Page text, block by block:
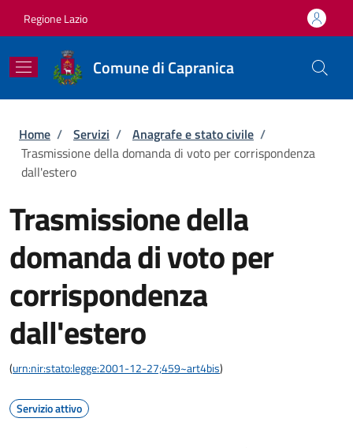
Regione Lazio
Comune di Capranica
Briciole di pane
Home / Servizi / Anagrafe e stato civile /
Trasmissione della domanda di voto per corrispondenza
dall'estero
Trasmissione della
domanda di voto per
corrispondenza
dall'estero
(urn:nir:stato:legge:2001-12-27;459~art4bis)
Servizio attivo